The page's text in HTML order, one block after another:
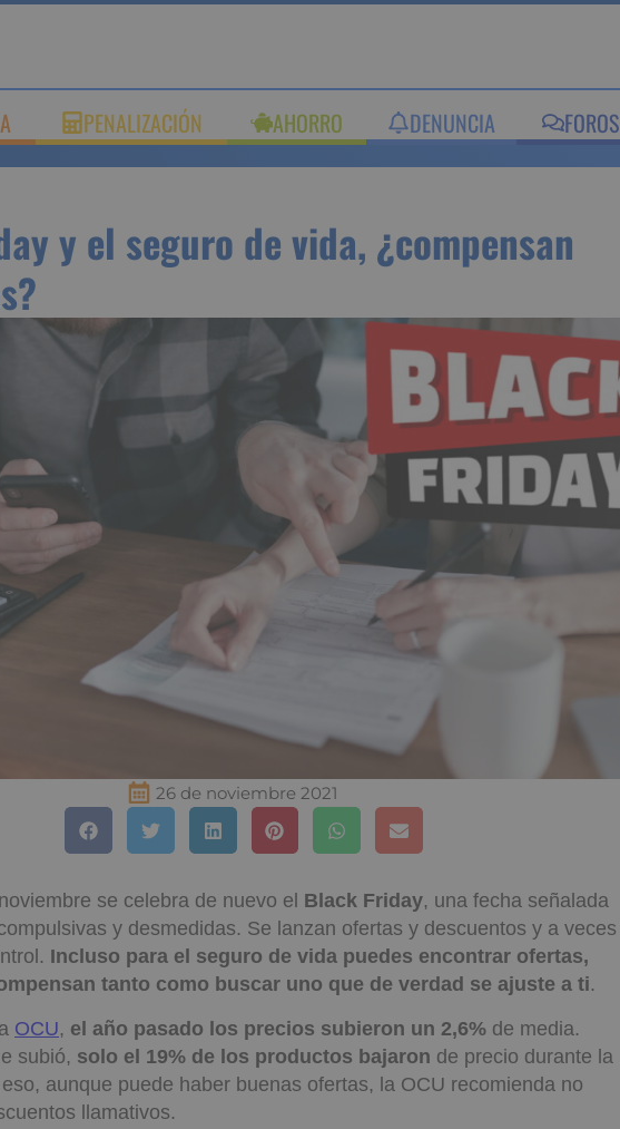
PENALIZACIÓN AHORRO DENUNCIA FOROS
y el seguro de vida,
las ofertas?
26 de noviembre 2021
se celebra de nuevo el Black Friday, una fecha señalada
y desmedidas. Se lanzan ofertas y descuentos y a veces
Incluso para el seguro de vida puedes encontrar ofertas,
tanto como buscar uno que de verdad se ajuste a ti.
OCU, el año pasado los precios subieron un 2,6% de media.
subió, solo el 19% de los productos bajaron de precio durante la
aunque puede haber buenas ofertas, la OCU recomienda no
llamativos.